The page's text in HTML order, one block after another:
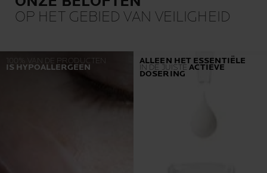
OP HET GEBIED VAN VEILIGHEID
100% VAN DE PRODUCTEN
IS HYPOALLERGEEN
ALLEEN HET ESSENTIËLE
IN DE JUISTEACTIEVE
DOSERING